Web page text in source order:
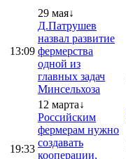
13:09
29 мая↓
Д.Патрушев
назвал развитие
фермерства
одной из
главных задач
Минсельхоза
19:33
12 марта↓
Российским
фермерам нужно
создавать
кооперации,